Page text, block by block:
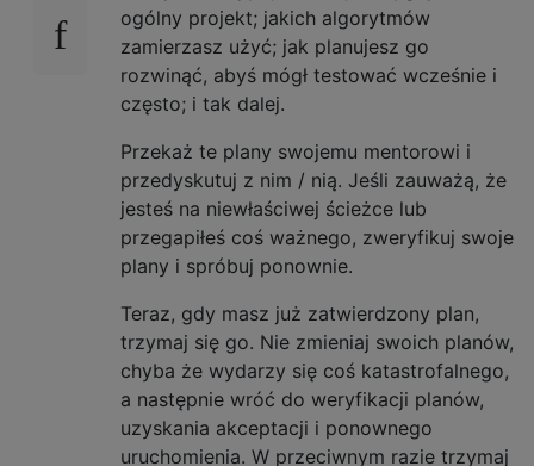
ogólny projekt; jakich algorytmów
zamierzasz użyć; jak planujesz go
rozwinąć, abyś mógł testować wcześnie i
często; i tak dalej.
Przekaż te plany swojemu mentorowi i
przedyskutuj z nim / nią. Jeśli zauważą, że
jesteś na niewłaściwej ścieżce lub
przegapiłeś coś ważnego, zweryfikuj swoje
plany i spróbuj ponownie.
Teraz, gdy masz już zatwierdzony plan,
trzymaj się go. Nie zmieniaj swoich planów,
chyba że wydarzy się coś katastrofalnego,
a następnie wróć do weryfikacji planów,
uzyskania akceptacji i ponownego
uruchomienia. W przeciwnym razie trzymaj